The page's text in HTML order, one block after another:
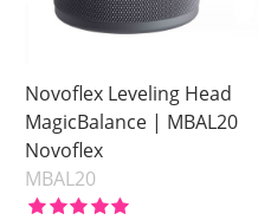
Novoflex Leveling Head
MagicBalance | MBAL20
Novoflex
MBAL20